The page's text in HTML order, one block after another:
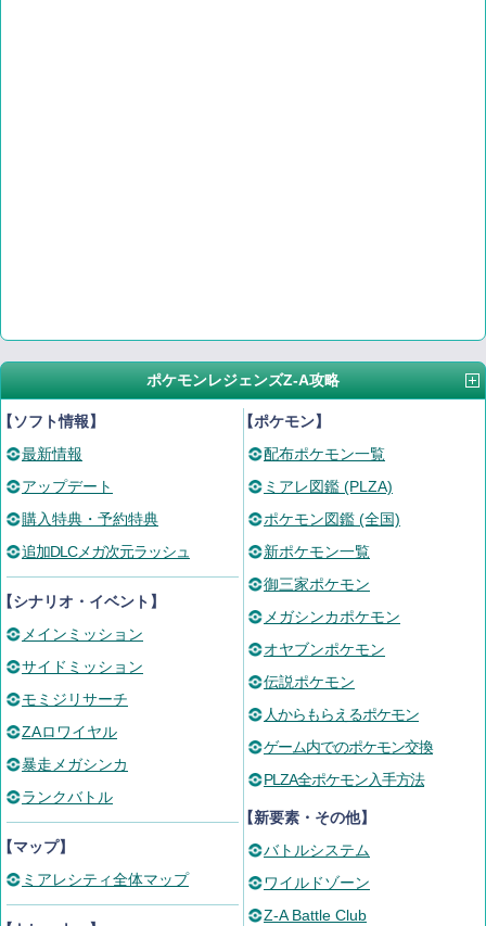
ポケモンレジェンズZ-A攻略
ソフト情報】
最新情報
アップデート
購入特典・予約特典
追加DLCメガ次元ラッシュ
シナリオ・イベント】
メインミッション
サイドミッション
モミジリサーチ
ZAロワイヤル
暴走メガシンカ
ランクバトル
マップ】
ミアレシティ全体マップ
【ポケモン】
配布ポケモン一覧
ミアレ図鑑 (PLZA)
ポケモン図鑑 (全国)
新ポケモン一覧
御三家ポケモン
メガシンカポケモン
オヤブンポケモン
伝説ポケモン
人からもらえるポケモン
ゲーム内でのポケモン交換
PLZA全ポケモン入手方法
【新要素・その他】
バトルシステム
ワイルドゾーン
Z-A Battle Club